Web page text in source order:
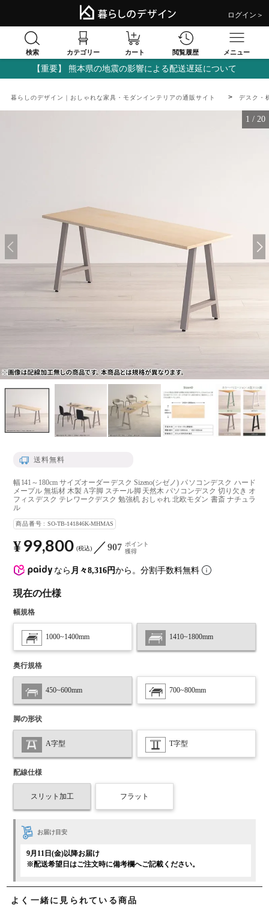
ログイン＞
検索 カテゴリー カート 閲覧履歴 メニュー
【重要】 熊本県の地震の影響による配送遅延について
暮らしのデザイン｜おしゃれな家具・モダンインテリアの通販サイト デスク・
1 / 20
よく一緒に見られている商品
送料無料
幅141～180cm サイズオーダーデスク Sizeno(シゼノ) パソコンデスク ハード
メープル 無垢材 木製 A字脚 スチール脚 天然木 パソコンデスク 切り欠き オ
フィスデスク テレワークデスク 勉強机 おしゃれ 北欧モダン 書斎 ナチュラ
ル
商品番号 SO-TB-141846K-MHMAS
なら 月々8,316円から。分割手数料無料
¥99,800 税込 907 ポイント
獲得
現在の仕様
幅規格
1000~1400mm 1410~1800mm
奥行規格
450~600mm 700~800mm
脚の形状
A字型 T字型
配線仕様
スリット加工 フラット
お届け目安
9月11日(金)以降お届け
※配送希望日はご注文時に備考欄へご記載ください。